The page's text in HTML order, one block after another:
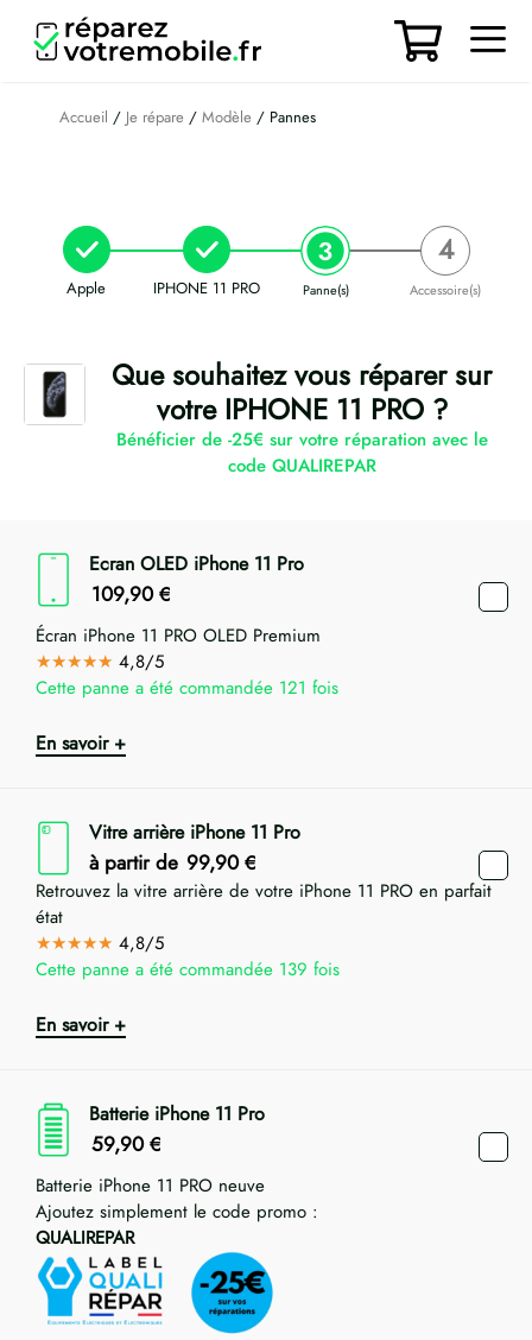
contenu
Accueil / Je répare / Modèle / Pannes
Apple IPHONE 11 PRO Panne(s) Accessoire(s)
Que souhaitez vous réparer sur
votre IPHONE 11 PRO ?
Bénéficier de -25€ sur votre réparation avec le
code QUALIREPAR
Ecran OLED iPhone 11 Pro
109,90 €
Écran iPhone 11 PRO OLED Premium
★★★★★ 4,8/5
Cette panne a été commandée 121 fois
En savoir +
Vitre arrière iPhone 11 Pro
à partir de 99,90 €
Retrouvez la vitre arrière de votre iPhone 11 PRO en parfait
état
★★★★★ 4,8/5
Cette panne a été commandée 139 fois
En savoir +
Batterie iPhone 11 Pro
59,90 €
Batterie iPhone 11 PRO neuve
Ajoutez simplement le code promo :
QUALIREPAR